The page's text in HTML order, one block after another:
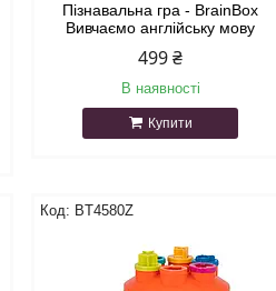
Пізнавальна гра - BrainBox
Вивчаємо англійську мову
499 ₴
В наявності
Купити
BT4580Z